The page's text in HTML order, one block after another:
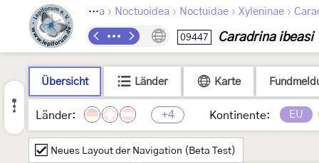
Lepidoptera › Noctuoidea › Noctuidae › Xyleninae ›
09447 Caradrina ibeasi
Übersicht Länder Karte
Länder: +4 Kontinente: EU
Neues Layout der Navigation (Beta Test)